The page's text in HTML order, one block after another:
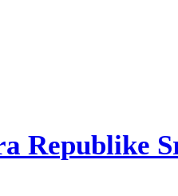
Republike